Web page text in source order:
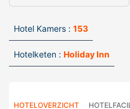
Hotel Kamers : 153
Hotelketen : Holiday Inn
HOTELOVERZICHT